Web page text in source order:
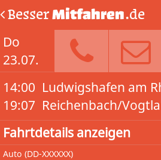
BesserMitfahren.de
Do
23.07.
14:00
19:07
Ludwigshafen am
Reichenbach/
Fahrtdetails anzeigen
Auto (DD-XXXXXX)